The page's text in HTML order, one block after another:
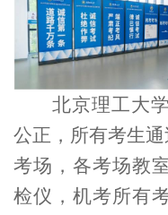
北京理工大
公正，所有考生
考场，各考场教
检仪，机考所有